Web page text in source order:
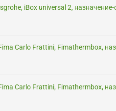
iBox universal 2,
Carlo Frattini, Fimathermbox,
Carlo Frattini, Fimathermbox,